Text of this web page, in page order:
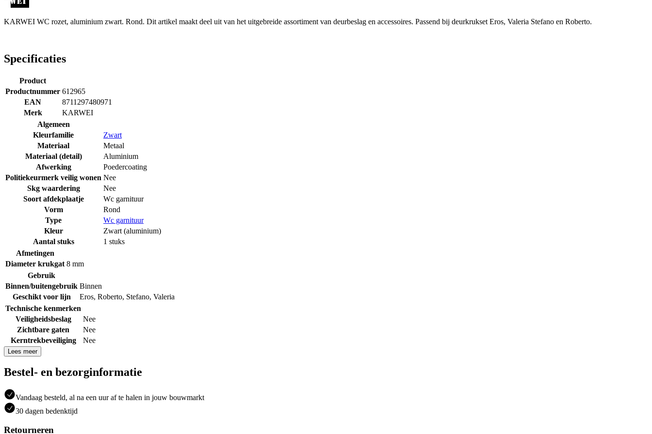
KARWEI WC rozet, aluminium zwart. Rond. Dit artikel maakt deel uit van het uitgebreide assortiment van deurbeslag en accessoires. Passend bij deurkrukset Eros, Valeria Stefano en Roberto.
Specificaties
Product
Productnummer 612965
EAN
8711297480971
Merk
KARWEI
Algemeen
Kleurfamilie
Zwart
Materiaal
Metaal
Materiaal (detail)
Aluminium
Afwerking
Poedercoating
Politiekeurmerk veilig wonen Nee
Skg waardering
Nee
Soort afdekplaatje
Wc garnituur
Vorm
Rond
Type
Wc garnituur
Kleur
Zwart (aluminium)
Aantal stuks
1 stuks
Afmetingen
Diameter krukgat 8 mm
Gebruik
Binnen/buitengebruik Binnen
Geschikt voor lijn
Eros, Roberto, Stefano, Valeria
Technische kenmerken
Veiligheidsbeslag
Nee
Zichtbare gaten
Nee
Kerntrekbeveiliging
Nee
Lees meer
Bestel- en bezorginformatie
Vandaag besteld, al na een uur af te halen in jouw bouwmarkt
30 dagen bedenktijd
Retourneren